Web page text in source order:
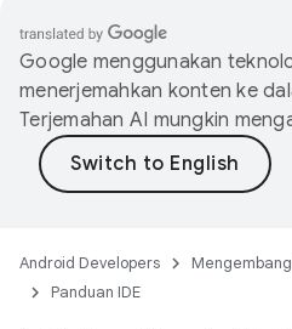
Google menggunakan
menerjemahkan konten ke
Terjemahan AI mungkin
Android Developers
Panduan IDE